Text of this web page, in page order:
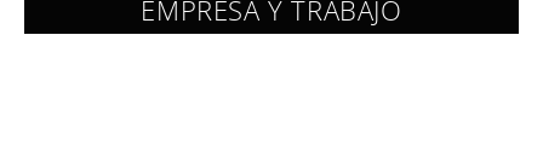
EMPRESA Y TRABAJO